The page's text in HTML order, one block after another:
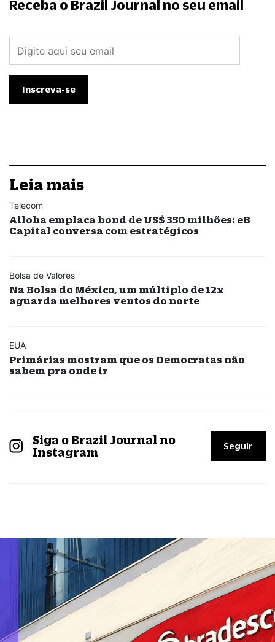
Receba o Brazil Journal no seu email
Leia mais
Telecom
Alloha emplaca bond de US$ 350 milhões; eB
Capital conversa com estratégicos
Bolsa de Valores
Na Bolsa do México, um múltiplo de 12x
aguarda melhores ventos do norte
EUA
Primárias mostram que os Democratas não
sabem pra onde ir
Siga o Brazil Journal no
Instagram
Seguir